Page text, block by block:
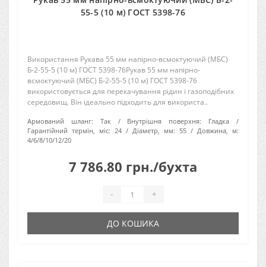
55-5 (10 м) ГОСТ 5398-76
Використання Рукава 55 мм напірно-всмоктуючий (МБС)
Б-2-55-5 (10 м) ГОСТ 5398-76Рукав 55 мм напірно-
всмоктуючий (МБС) Б-2-55-5 (10 м) ГОСТ 5398-76
використовується для перекачування рідин і газоподібних
середовищ. Він ідеально підходить для використа..
Армований шланг: Так Внутрішня поверхня:
Гладка
Гарантійний термін, міс: 24 Діаметр, мм: 55
Довжина, м:
4/6/8/10/12/20
7 786.80 грн./бухта
- +
ДО КОШИКА